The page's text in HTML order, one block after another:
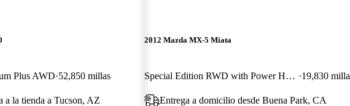
Plus AWD 52,850 millas
a la tienda a Tucson, AZ
2012 Mazda MX-5 Miata
Special Edition RWD with Power Hard Top 19,830
Entrega a domicilio desde Buena Park, CA